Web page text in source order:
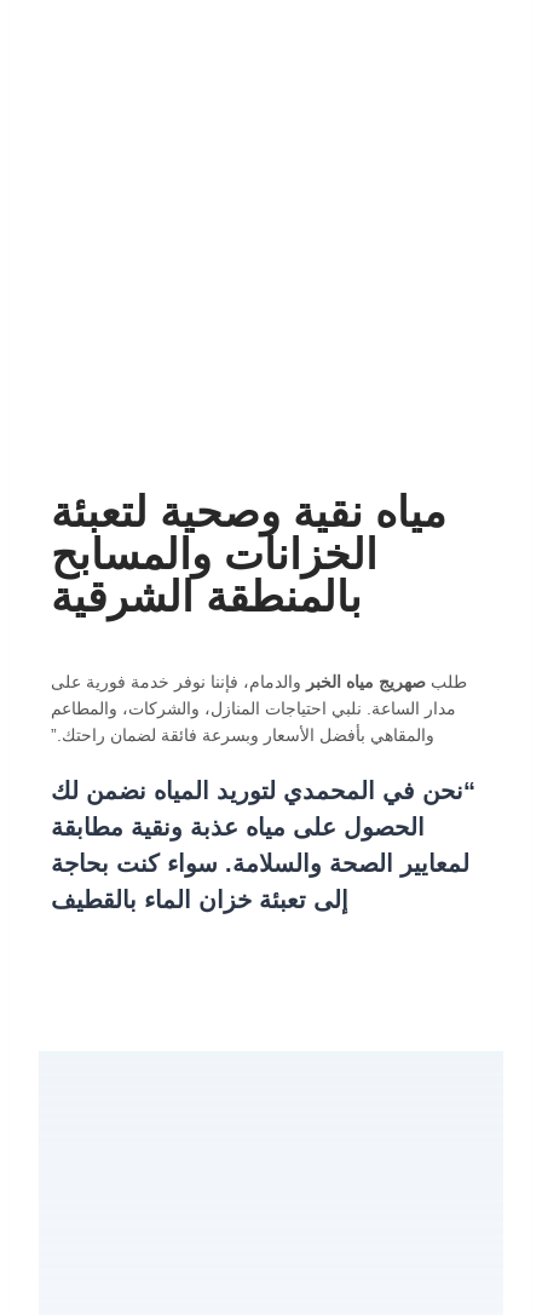
مياه نقية وصحية لتعبئة
الخزانات والمسابح
بالمنطقة الشرقية
طلب صهريج مياه الخبر والدمام، فإننا نوفر خدمة فورية على
مدار الساعة. نلبي احتياجات المنازل، والشركات، والمطاعم
والمقاهي بأفضل الأسعار وبسرعة فائقة لضمان راحتك.”
“نحن في المحمدي لتوريد المياه نضمن لك
الحصول على مياه عذبة ونقية مطابقة
لمعايير الصحة والسلامة. سواء كنت بحاجة
إلى تعبئة خزان الماء بالقطيف